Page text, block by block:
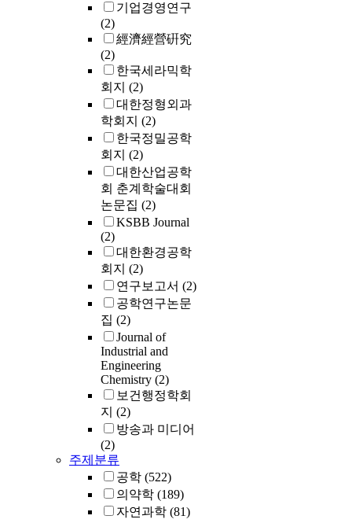
기업경영연구
(2)
經濟經營硏究
(2)
한국세라믹학
회지 (2)
대한정형외과
학회지 (2)
한국정밀공학
회지 (2)
대한산업공학
회 춘계학술대회
논문집 (2)
KSBB Journal
(2)
대한환경공학
회지 (2)
연구보고서 (2)
공학연구논문
집 (2)
Journal of
Industrial and
Engineering
Chemistry (2)
보건행정학회
지 (2)
방송과 미디어
(2)
주제분류
공학 (522)
의약학 (189)
자연과학 (81)